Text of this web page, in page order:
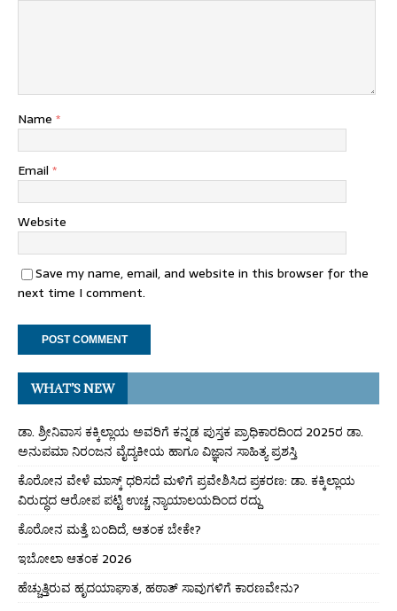
Name *
Email *
Website
Save my name, email, and website in this browser for the
next time I comment.
WHAT’S NEW
ಡಾ. ಶ್ರೀನಿವಾಸ ಕಕ್ಕಿಲ್ಲಾಯ ಅವರಿಗೆ ಕನ್ನಡ ಪುಸ್ತಕ ಪ್ರಾಧಿಕಾರದಿಂದ 2025ರ ಡಾ.
ಅನುಪಮಾ ನಿರಂಜನ ವೈದ್ಯಕೀಯ ಹಾಗೂ ವಿಜ್ಞಾನ ಸಾಹಿತ್ಯ ಪ್ರಶಸ್ತಿ
ಕೊರೋನ ವೇಳೆ ಮಾಸ್ಕ್ ಧರಿಸದೆ ಮಳಿಗೆ ಪ್ರವೇಶಿಸಿದ ಪ್ರಕರಣ: ಡಾ. ಕಕ್ಕಿಲ್ಲಾಯ
ವಿರುದ್ಧದ ಆರೋಪ ಪಟ್ಟಿ ಉಚ್ಚ ನ್ಯಾಯಾಲಯದಿಂದ ರದ್ದು
ಕೊರೋನ ಮತ್ತೆ ಬಂದಿದೆ, ಆತಂಕ ಬೇಕೇ?
ಇಬೋಲಾ ಆತಂಕ 2026
ಹೆಚ್ಚುತ್ತಿರುವ ಹೃದಯಾಘಾತ, ಹಠಾತ್ ಸಾವುಗಳಿಗೆ ಕಾರಣವೇನು?